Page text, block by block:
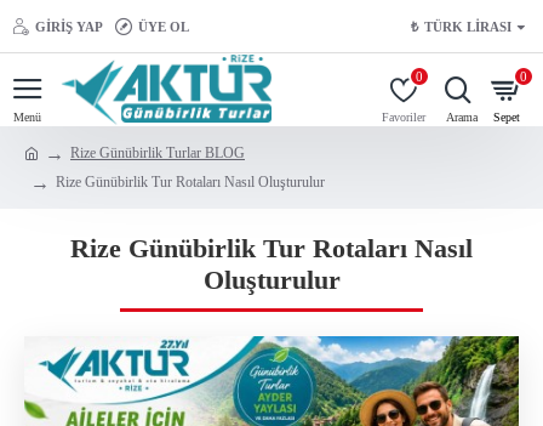
GIRIŞ YAP ÜYE OL ₺ TÜRK LIRASI
0 0
Rize Günübirlik Turlar BLOG
Rize Günübirlik Tur Rotaları Nasıl Oluşturulur
Rize Günübirlik Tur Rotaları Nasıl
Oluşturulur